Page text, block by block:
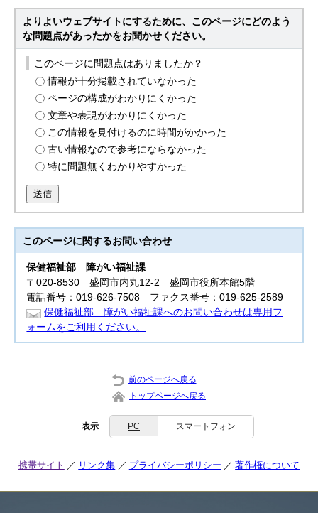
よりよいウェブサイトにするために、このページにどのよう
な問題点があったかをお聞かせください。
このページに問題点はありましたか？
情報が十分掲載されていなかった
ページの構成がわかりにくかった
文章や表現がわかりにくかった
この情報を見付けるのに時間がかかった
古い情報なので参考にならなかった
特に問題無くわかりやすかった
送信
このページに関するお問い合わせ
保健福祉部
障がい福祉課
〒020-8530 盛岡市内丸12-2 盛岡市役所本館5階
電話番号：019-626-7508 ファクス番号：019-625-2589
保健福祉部 障がい福祉課へのお問い合わせは専用フ
ォームをご利用ください。
前のページへ戻る
トップページへ戻る
表示 PC スマートフォン
携帯サイト リンク集 プライバシーポリシー 著作権について